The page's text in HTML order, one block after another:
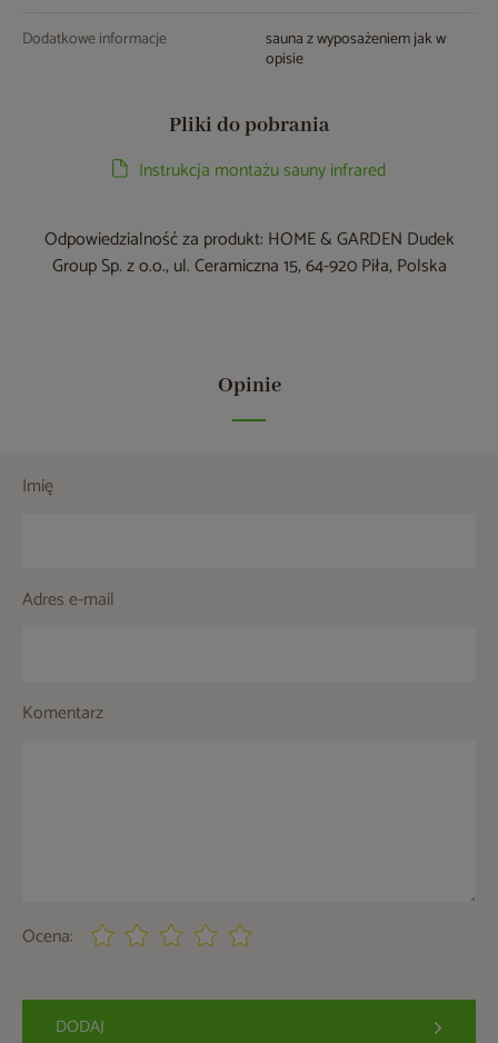
Dodatkowe informacje sauna z wyposażeniem jak w
opisie
Pliki do pobrania
Instrukcja montażu sauny infrared
Odpowiedzialność za produkt: HOME & GARDEN Dudek
Group Sp. z o.o., ul. Ceramiczna 15, 64-920 Piła, Polska
Opinie
Imię
Adres e-mail
Komentarz
Ocena:
DODAJ